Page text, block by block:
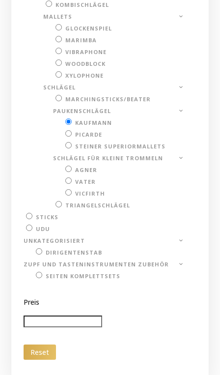
KOMBISCHLÄGEL
MALLETS
GLOCKENSPIEL
MARIMBA
VIBRAPHONE
WOODBLOCK
XYLOPHONE
SCHLÄGEL
MARCHINGSTICKS/BEATER
PAUKENSCHLÄGEL
KAUFMANN
PICARDE
STEINER SUPERIORMALLETS
SCHLÄGEL FÜR KLEINE TROMMELN
AGNER
VATER
VICFIRTH
TRIANGELSCHLÄGEL
STICKS
UDU
UNKATEGORISIERT
DIRIGENTENSTAB
ZUPF UND TASTENINSTRUMENTEN ZUBEHÖR
SEITEN KOMPLETTSETS
Preis
Reset